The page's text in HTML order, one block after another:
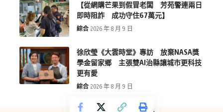
【從網購芒果到假冒老闆 芳苑警連兩日
即時阻詐 成功守住67萬元】
綜合 2026 年 8 月 9 日
徐欣瑩《大雲時堂》專訪 放棄NASA獎
學金留家鄉 主張雙AI治縣讓城市更科技
更有愛
綜合 2026 年 8 月 9 日